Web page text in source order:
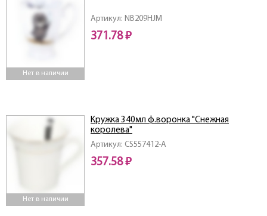
Нет в наличии
Артикул: NB209HJM
371.78 ₽
Нет в наличии
Артикул: CS557412-A
Кружка 340мл ф.воронка "Снежная
королева"
357.58 ₽